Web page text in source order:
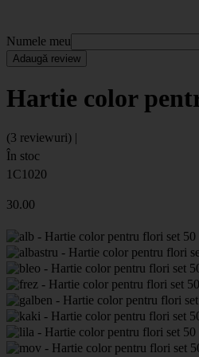
Numele meu
Adaugă review
Hartie color
(3 reviewuri) |
În stoc
1C1020
30.00